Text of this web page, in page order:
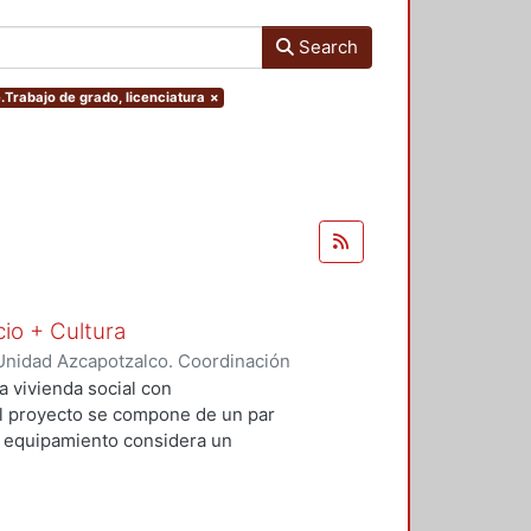
Search
de grado, licenciatura ×
+ Cultura
Azcapotzalco. Coordinación
Yesenia; Salvador Ramírez,
vivienda social con
proyecto se compone de un par
considera un